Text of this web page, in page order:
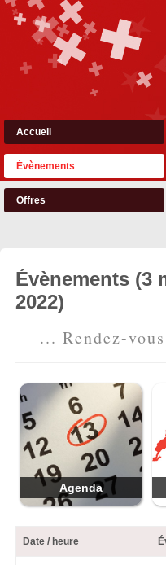
Accueil
Évènements
Offres
Évènements (3
2022)
... Rendez-
Agenda
Date / heure